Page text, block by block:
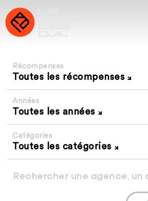
Récompenses
Toutes les récompenses
Années
Toutes les années
Catégories
Toutes les catégories